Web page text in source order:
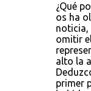
¿Qué
os ha
noticia,
omitir
alto la
primer